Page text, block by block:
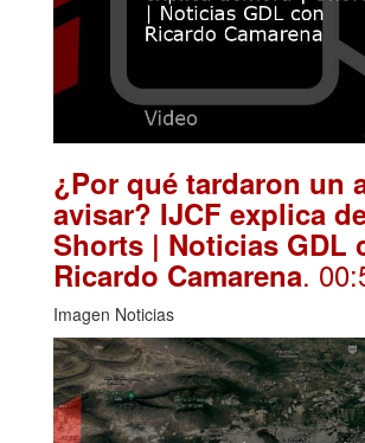
¿Por qué tardaron un
avisar? IJCF explica
Shorts | Noticias GDL
Ricardo Camarena.
Imagen Noticias